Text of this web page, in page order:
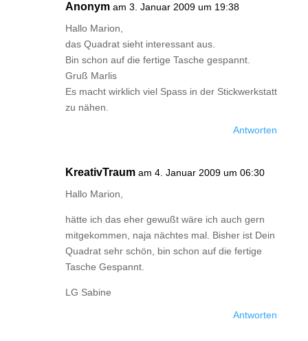
Anonym am 3. Januar 2009 um 19:38
Hallo Marion,
das Quadrat sieht interessant aus.
Bin schon auf die fertige Tasche gespannt.
Gruß Marlis
Es macht wirklich viel Spass in der Stickwerkstatt
zu nähen.
Antworten
KreativTraum am 4. Januar 2009 um 06:30
Hallo Marion,
hätte ich das eher gewußt wäre ich auch gern
mitgekommen, naja nächtes mal. Bisher ist Dein
Quadrat sehr schön, bin schon auf die fertige
Tasche Gespannt.
LG Sabine
Antworten